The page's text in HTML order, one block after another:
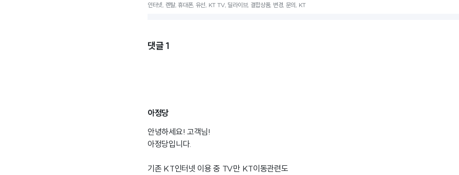
인터넷, 렌탈, 휴대폰, 유선, KT TV, 딜라이브, 결합상품, 변경, 문의, KT
댓글 1
아정당
안녕하세요! 고객님!
아정당입니다.
기존 KT인터넷 이용 중 TV만 KT이동관련도